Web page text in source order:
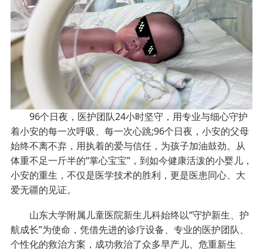
96个日夜，医护团队24小时坚守，用专业与细心守护
着小安的每一次呼吸、每一次心跳;96个日夜，小安的父母
始终不离不弃，用执着的爱与信任，为孩子加油鼓劲。从
体重不足一斤半的“掌心宝宝”，到如今健康活泼的小婴儿，
小安的重生，不仅是医学技术的胜利，更是医患同心、大
爱无疆的见证。
山东大学附属儿童医院新生儿科始终以“守护新生、护
航成长”为使命，凭借先进的诊疗设备、专业的医护团队、
个性化的救治方案，成功救治了众多早产儿、危重新生